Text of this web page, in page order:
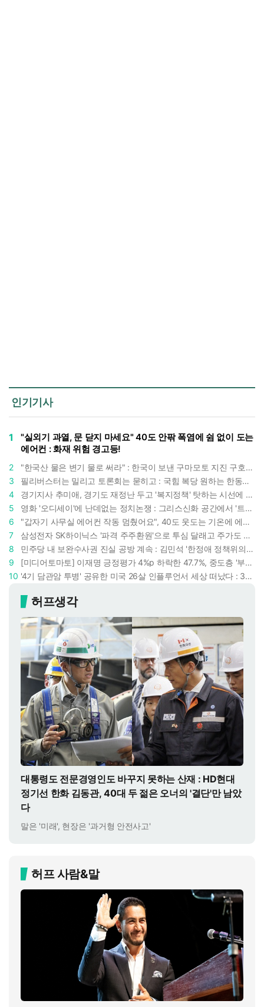
인기기사
1
"실외기 과열, 문 닫지 마세요" 40도 안팎 폭염에 쉼 없이 도는
에어컨 : 화재 위험 경고등!
2
"한국산 물은 변기 물로 써라" : 한국이 보낸 구마모토 지진 구호품에 한 일본인의 '어처구니 없는' 반응
3
필리버스터는 밀리고 토론회는 묻히고 : 국힘 복당 원하는 한동훈, '검사 정치'의 한계만 드러내나
4
경기지사 추미애, 경기도 재정난 두고 '복지정책' 탓하는 시선에 정면 반박 : "고령자와 아이 인구 급증"
5
영화 '오디세이'에 난데없는 정치논쟁 : 그리스신화 공간에서 '트럼프 전쟁의 참혹함'이 보인다
6
"갑자기 사무실 에어컨 작동 멈췄어요", 40도 웃도는 기온에 에어컨도 숨이 찬다
7
삼성전자 SK하이닉스 '파격 주주환원'으로 투심 달래고 주가도 받칠까, 100조 넘는 추가 배당 재원에 쏠리는 눈
8
민주당 내 보완수사권 진실 공방 계속 : 김민석 '한정애 정책위의장' 발언 근거로 내세우자 사무총장 지낸 조승래 반박
9
[미디어토마토] 이재명 긍정평가 4%p 하락한 47.7%, 중도층 '부정 49.7% vs 긍정 42.9%'
10
'4기 담관암 투병' 공유한 미국 26살 인플루언서 세상 떠났다 : 3년간 보여준 희망과 용기
허프생각
대통령도 전문경영인도 바꾸지 못하는 산재 : HD현대
정기선 한화 김동관, 40대 두 젊은 오너의 '결단'만 남았
다
말은 '미래', 현장은 '과거형 안전사고'
허프 사람&말